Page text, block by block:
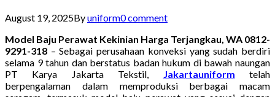
August 19, 2025Byuniform0 comment
Model Baju Perawat Kekinian Harga Terjangkau, WA 0812-
9291-318 – Sebagai perusahaan konveksi yang sudah berdiri
selama 9 tahun dan berstatus badan hukum di bawah naungan
PT Karya Jakarta Tekstil,
Jakartauniform telah
berpengalaman dalam memproduksi berbagai macam